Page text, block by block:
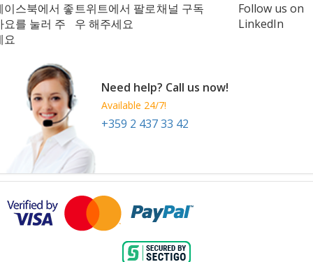
이스북에서 좋
요를 눌러 주
요
트위트에서 팔로
우 해주세요
채널 구독
Follow us on
LinkedIn
Need help? Call us now!
Available 24/7!
+359 2 437 33 42